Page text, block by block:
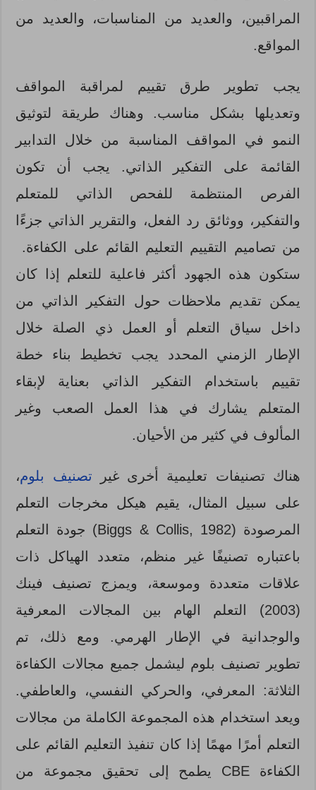
المراقبين، والعديد من المناسبات، والعديد من
المواقع.
يجب تطوير طرق تقييم لمراقبة المواقف
وتعديلها بشكل مناسب. وهناك طريقة لتوثيق
النمو في المواقف المناسبة من خلال التدابير
القائمة على التفكير الذاتي. يجب أن تكون
الفرص المنتظمة للفحص الذاتي للمتعلم
والتفكير، ووثائق رد الفعل، والتقرير الذاتي جزءًا
من تصاميم التقييم التعليم القائم على الكفاءة.
ستكون هذه الجهود أكثر فاعلية للتعلم إذا كان
يمكن تقديم ملاحظات حول التفكير الذاتي من
داخل سياق التعلم أو العمل ذي الصلة خلال
الإطار الزمني المحدد يجب تخطيط بناء خطة
تقييم باستخدام التفكير الذاتي بعناية لإبقاء
المتعلم يشارك في هذا العمل الصعب وغير
المألوف في كثير من الأحيان.
هناك تصنيفات تعليمية أخرى غير تصنيف بلوم،
على سبيل المثال، يقيم هيكل مخرجات التعلم
المرصودة (Biggs & Collis, 1982) جودة التعلم
باعتباره تصنيفًا غير منظم، متعدد الهياكل ذات
علاقات متعددة وموسعة، ويمزج تصنيف فينك
(2003) التعلم الهام بين المجالات المعرفية
والوجدانية في الإطار الهرمي. ومع ذلك، تم
تطوير تصنيف بلوم ليشمل جميع مجالات الكفاءة
الثلاثة: المعرفي، والحركي النفسي، والعاطفي.
ويعد استخدام هذه المجموعة الكاملة من مجالات
التعلم أمرًا مهمًا إذا كان تنفيذ التعليم القائم على
الكفاءة CBE يطمح إلى تحقيق مجموعة من